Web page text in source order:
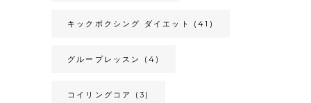
キックボクシング ダイエット (41)
グループレッスン (4)
コイリングコア (3)